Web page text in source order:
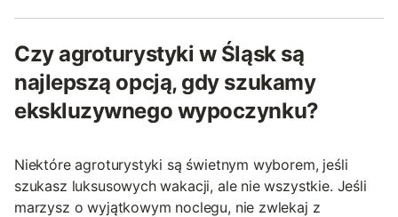
Czy agroturystyki w Śląsk są
najlepszą opcją, gdy szukamy
ekskluzywnego wypoczynku?
Niektóre agroturystyki są świetnym wyborem, jeśli
szukasz luksusowych wakacji, ale nie wszystkie. Jeśli
marzysz o wyjątkowym noclegu, nie zwlekaj z